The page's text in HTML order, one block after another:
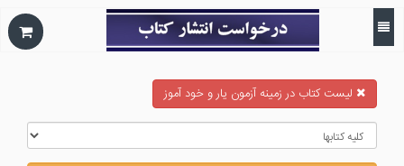
ليست كتاب در زمينه آزمون يار و خود آموز